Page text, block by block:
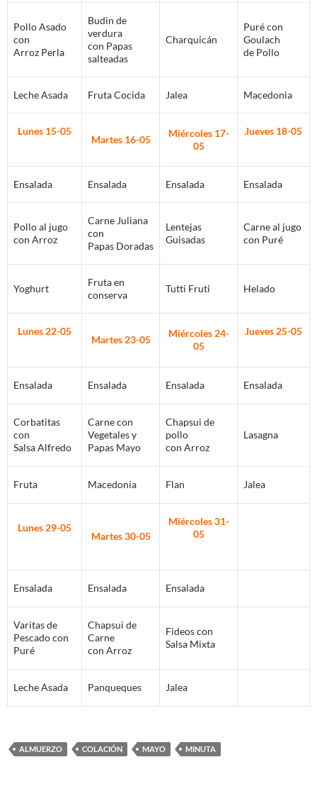
Pollo Asado
con
Arroz Perla
Budin de
verdura
con Papas
salteadas
Charquicán
Puré con
Goulach
de Pollo
Leche Asada Fruta Cocida Jalea Macedonia
Lunes 15-05
Martes 16-05
Miércoles 17-
05
Jueves 18-05
Ensalada Ensalada Ensalada Ensalada
Pollo al jugo
con Arroz
Carne Juliana
con
Papas Doradas
Lentejas
Guisadas
Carne al jugo
con Puré
Yoghurt
Fruta en
conserva
Tutti Fruti Helado
Lunes 22-05
Martes 23-05
Miércoles 24-
05
Jueves 25-05
Ensalada Ensalada Ensalada Ensalada
Corbatitas
con
Salsa Alfredo
Carne con
Vegetales y
Papas Mayo
Chapsui de
pollo
con Arroz
Lasagna
Fruta Macedonia Flan Jalea
Lunes 29-05
Martes 30-05
Miércoles 31-
05
Ensalada Ensalada Ensalada
Varitas de
Pescado con
Puré
Chapsui de
Carne
con Arroz
Fideos con
Salsa Mixta
Leche Asada Panqueques Jalea
ALMUERZO COLACIÓN MAYO MINUTA